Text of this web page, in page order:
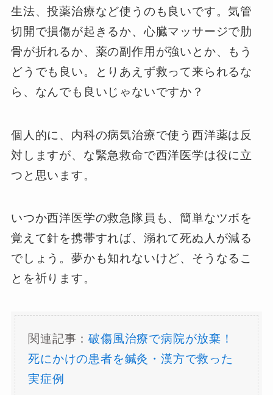
生法、投薬治療など使うのも良いです。気管
切開で損傷が起きるか、心臓マッサージで肋
骨が折れるか、薬の副作用が強いとか、もう
どうでも良い。とりあえず救って来られるな
ら、なんでも良いじゃないですか？
個人的に、内科の病気治療で使う西洋薬は反
対しますが、な緊急救命で西洋医学は役に立
つと思います。
いつか西洋医学の救急隊員も、簡単なツボを
覚えて針を携帯すれば、溺れて死ぬ人が減る
でしょう。夢かも知れないけど、そうなるこ
とを祈ります。
関連記事：破傷風治療で病院が放棄！
死にかけの患者を鍼灸・漢方で救った
実症例